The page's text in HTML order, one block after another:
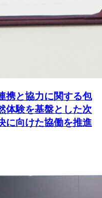
携と協力に関する包
験を基盤とした次
に向けた協働を推進